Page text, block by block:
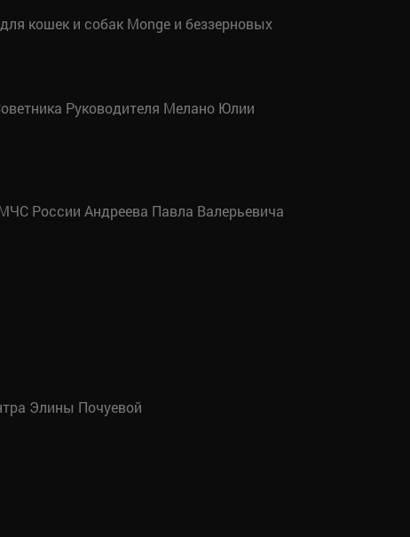
кошек и собак Monge и беззерновых
Руководителя Мелано Юлии
России Андреева Павла Валерьевича
Элины Почуевой